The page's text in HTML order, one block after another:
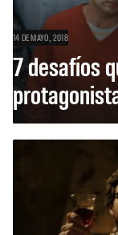
14 DE MAYO, 2018
7 desafíos